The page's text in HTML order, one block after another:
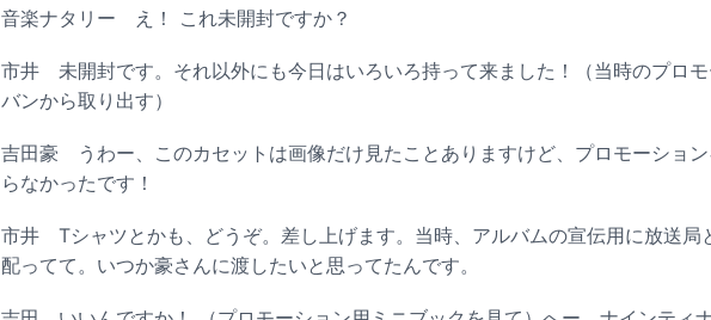
音楽ナタリー え！ これ未開封ですか？
市井 未開封です。それ以外にも今日はいろいろ持って来ました！（当時のプロ
バンから取り出す）
吉田豪 うわー、このカセットは画像だけ見たことありますけど、プロモーショ
らなかったです！
市井 Tシャツとかも、どうぞ。差し上げます。当時、アルバムの宣伝用に放送局
配ってて。いつか豪さんに渡したいと思ってたんです。